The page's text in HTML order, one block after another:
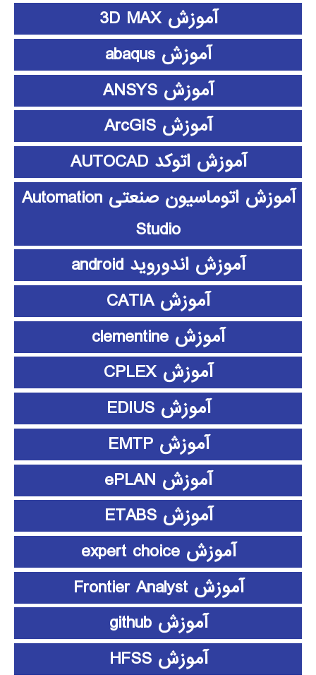
آموزش 3D MAX
آموزش abaqus
آموزش ANSYS
آموزش ArcGIS
آموزش اتوکد AUTOCAD
آموزش اتوماسیون صنعتی Automation
Studio
آموزش اندوروید android
آموزش CATIA
آموزش clementine
آموزش CPLEX
آموزش EDIUS
آموزش EMTP
آموزش ePLAN
آموزش ETABS
آموزش expert choice
آموزش Frontier Analyst
آموزش github
آموزش HFSS